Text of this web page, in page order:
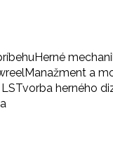
Herné
Manažment a
Tvorba herného